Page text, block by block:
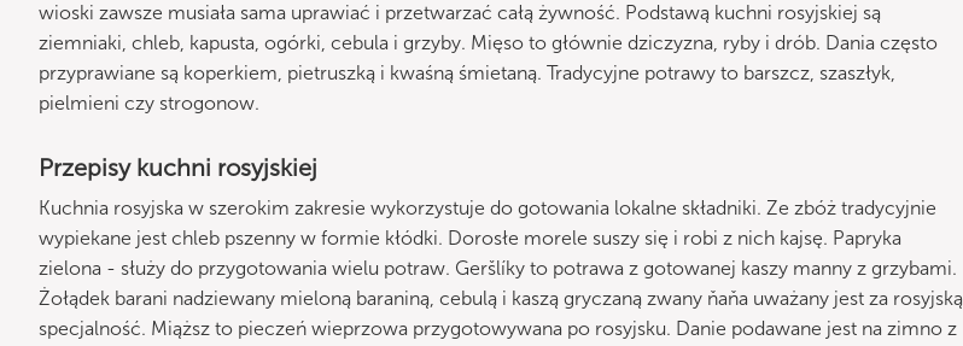
wioski zawsze musiała sama uprawiać i przetwarzać całą żywność. Podstawą kuchni rosyjskiej są
ziemniaki, chleb, kapusta, ogórki, cebula i grzyby. Mięso to głównie dziczyzna, ryby i drób. Dania często
przyprawiane są koperkiem, pietruszką i kwaśną śmietaną. Tradycyjne potrawy to barszcz, szaszłyk,
pielmieni czy strogonow.
Przepisy kuchni rosyjskiej
Kuchnia rosyjska w szerokim zakresie wykorzystuje do gotowania lokalne składniki. Ze zbóż tradycyjnie
wypiekane jest chleb pszenny w formie kłódki. Dorosłe morele suszy się i robi z nich kajsę. Papryka
zielona - służy do przygotowania wielu potraw. Geršlíky to potrawa z gotowanej kaszy manny z grzybami.
Żołądek barani nadziewany mieloną baraniną, cebulą i kaszą gryczaną zwany ňaňa uważany jest za rosyjską
specjalność. Miąższ to pieczeń wieprzowa przygotowywana po rosyjsku. Danie podawane jest na zimno z